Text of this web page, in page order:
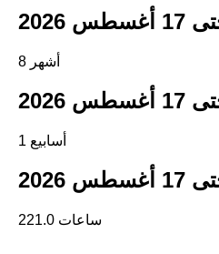
8 أشهر
1 أسابيع
221.0 ساعات